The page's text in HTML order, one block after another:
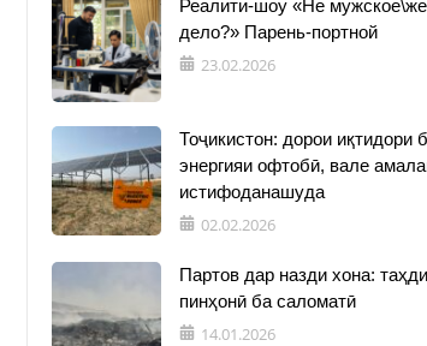
Реалити-шоу «Не
дело?» Парень-портной
23.02.2026
Тоҷикистон: дорои иқтидори
энергияи офтобӣ, вале
истифоданашуда
02.02.2026
Партов дар назди хона:
пинҳонӣ ба саломатӣ
14.01.2026